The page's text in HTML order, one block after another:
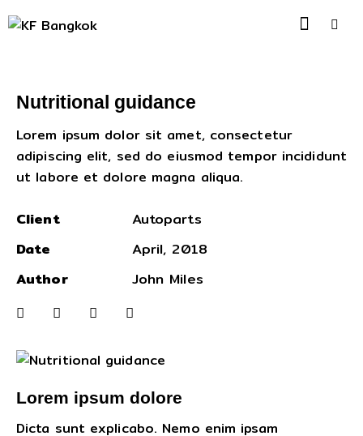
Nutritional guidance
Lorem ipsum dolor sit amet, consectetur
adipiscing elit, sed do eiusmod tempor incididunt
ut labore et dolore magna aliqua.
Client
Autoparts
Date
April, 2018
Author
John Miles
Lorem ipsum dolore
Dicta sunt explicabo. Nemo enim ipsam